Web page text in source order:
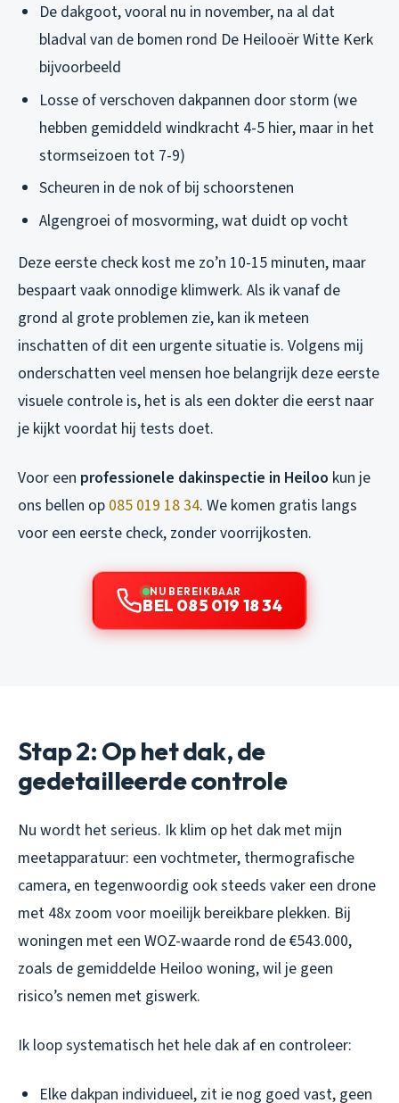
De dakgoot, vooral nu in november, na al dat
bladval van de bomen rond De Heilooër Witte Kerk
bijvoorbeeld
Losse of verschoven dakpannen door storm (we
hebben gemiddeld windkracht 4-5 hier, maar in het
stormseizoen tot 7-9)
Scheuren in de nok of bij schoorstenen
Algengroei of mosvorming, wat duidt op vocht
Deze eerste check kost me zo’n 10-15 minuten, maar
bespaart vaak onnodige klimwerk. Als ik vanaf de
grond al grote problemen zie, kan ik meteen
inschatten of dit een urgente situatie is. Volgens mij
onderschatten veel mensen hoe belangrijk deze eerste
visuele controle is, het is als een dokter die eerst naar
je kijkt voordat hij tests doet.
Voor een professionele dakinspectie in Heiloo kun je
ons bellen op 085 019 18 34. We komen gratis langs
voor een eerste check, zonder voorrijkosten.
NU BEREIKBAAR
BEL 085 019 18 34
Stap 2: Op het dak, de
gedetailleerde controle
Nu wordt het serieus. Ik klim op het dak met mijn
meetapparatuur: een vochtmeter, thermografische
camera, en tegenwoordig ook steeds vaker een drone
met 48x zoom voor moeilijk bereikbare plekken. Bij
woningen met een WOZ-waarde rond de €543.000,
zoals de gemiddelde Heiloo woning, wil je geen
risico’s nemen met giswerk.
Ik loop systematisch het hele dak af en controleer:
Elke dakpan individueel, zit ie nog goed vast, geen